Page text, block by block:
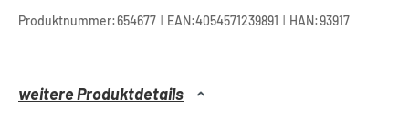
Produktnummer:654677 | EAN:4054571239891 | HAN:93917
weitere Produktdetails